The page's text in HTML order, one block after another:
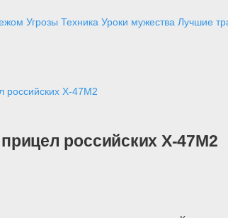
Угрозы Техника Уроки мужества Лучшие
российских Х-47М2
российских Х-47М2